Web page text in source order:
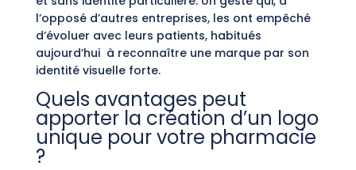
l’opposé d’autres entreprises, les ont empêché
d’évoluer avec leurs patients, habitués
aujourd’hui à reconnaître une marque par son
identité visuelle forte.
Quels avantages peut
apporter la création d’un logo
unique pour votre pharmacie
?